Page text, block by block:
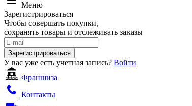
Меню
Зарегистрироваться
Чтобы совершать покупки,
сохранять товары и отслеживать заказы
Зарегистрироваться
У вас уже есть учетная запись? Войти
Франшиза
Контакты